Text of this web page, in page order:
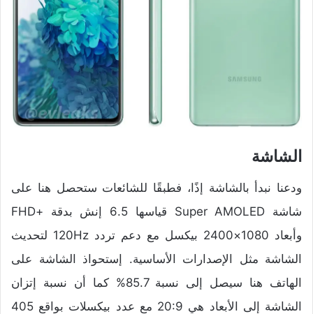
الشاشة
ودعنا نبدأ بالشاشة إذًا، فطبقًا للشائعات ستحصل هنا على
شاشة Super AMOLED قياسها 6.5 إنش بدقة +FHD
وأبعاد 1080×2400 بيكسل مع دعم تردد 120Hz لتحديث
الشاشة مثل الإصدارات الأساسية. إستحواذ الشاشة على
الهاتف هنا سيصل إلى نسبة 85.7% كما أن نسبة إتزان
الشاشة إلى الأبعاد هي 20:9 مع عدد بيكسلات بواقع 405